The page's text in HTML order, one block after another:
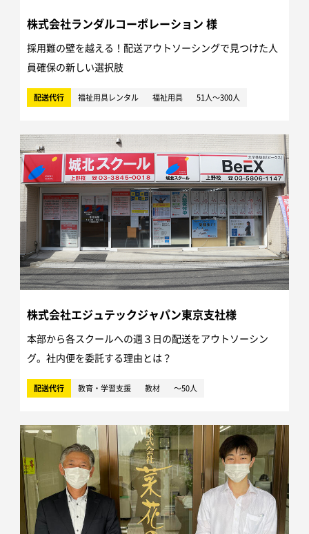
株式会社ランダルコーポレーション 様
採用難の壁を越える！配送アウトソーシングで見つけた人
員確保の新しい選択肢
配送代行 福祉用具レンタル 福祉用具 51人～300人
株式会社エジュテックジャパン東京支社様
本部から各スクールへの週３日の配送をアウトソーシン
グ。社内便を委託する理由とは？
配送代行 教育・学習支援 教材 ～50人